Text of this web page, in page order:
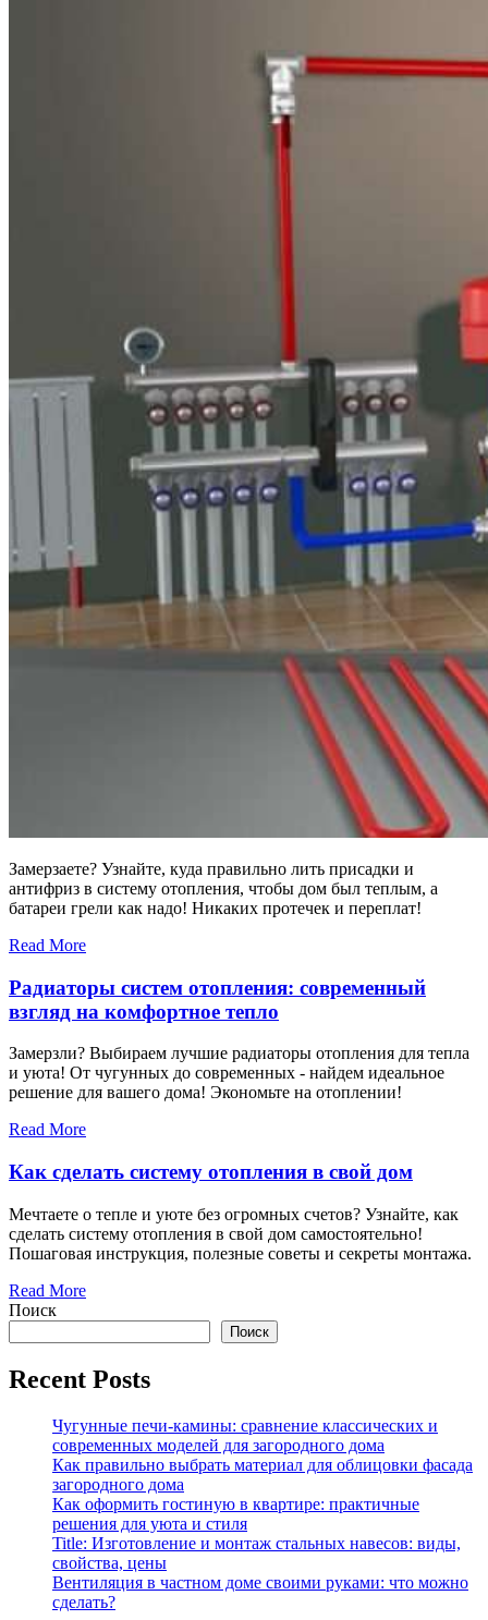
Замерзаете? Узнайте, куда правильно лить присадки и
антифриз в систему отопления, чтобы дом был теплым, а
батареи грели как надо! Никаких протечек и переплат!
Read More
Радиаторы систем отопления: современный
взгляд на комфортное тепло
Замерзли? Выбираем лучшие радиаторы отопления для тепла
и уюта! От чугунных до современных - найдем идеальное
решение для вашего дома! Экономьте на отоплении!
Read More
Как сделать систему отопления в свой дом
Мечтаете о тепле и уюте без огромных счетов? Узнайте, как
сделать систему отопления в свой дом самостоятельно!
Пошаговая инструкция, полезные советы и секреты монтажа.
Read More
Поиск
Поиск
Recent Posts
Чугунные печи-камины: сравнение классических и
современных моделей для загородного дома
Как правильно выбрать материал для облицовки фасада
загородного дома
Как оформить гостиную в квартире: практичные
решения для уюта и стиля
Title: Изготовление и монтаж стальных навесов: виды,
свойства, цены
Вентиляция в частном доме своими руками: что можно
сделать?